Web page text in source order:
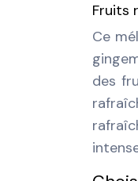
Fruits
Ce
des